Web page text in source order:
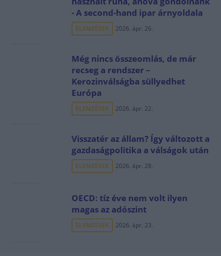
- A second-hand ipar árnyoldala
ELEMZÉSEK 2026. ápr. 26.
Még nincs összeomlás, de már
recseg a rendszer –
Kerozinválságba süllyedhet
Európa
ELEMZÉSEK 2026. ápr. 22.
Visszatér az állam? Így változott a
gazdaságpolitika a válságok után
ELEMZÉSEK 2026. ápr. 28.
OECD: tíz éve nem volt ilyen
magas az adószint
ELEMZÉSEK 2026. ápr. 23.